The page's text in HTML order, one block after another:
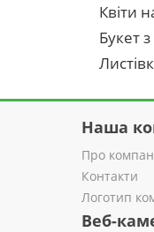
Квіти
Букет
Наша
Про
Контакти
Логотип
Веб-